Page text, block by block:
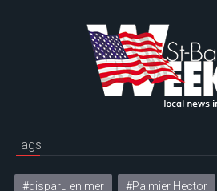
Tags
#disparu en mer #Palmier Hector